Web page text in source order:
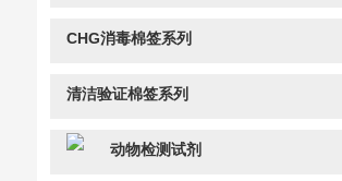
CHG消毒棉签系列
清洁验证棉签系列
动物检测试剂